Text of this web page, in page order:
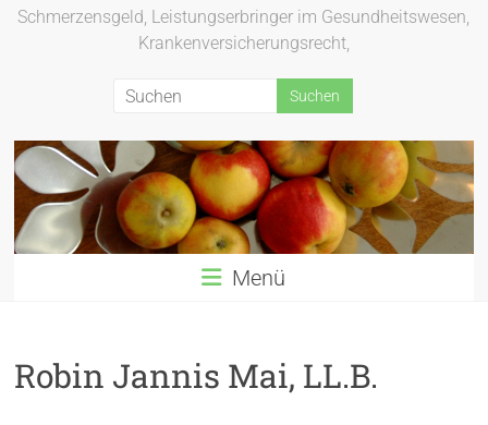
Schmerzensgeld, Leistungserbringer im Gesundheitswesen,
Krankenversicherungsrecht,
Menü
Robin Jannis Mai, LL.B.